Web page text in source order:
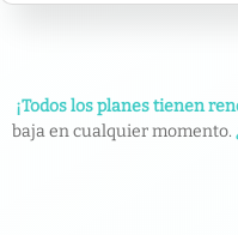
¡Todos los planes tienen
baja en cualquier momento.